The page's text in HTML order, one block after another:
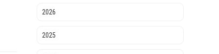
2026
2025